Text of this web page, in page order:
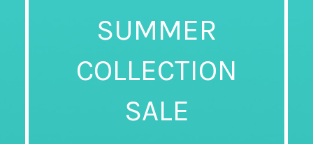
SUMMER
COLLECTION
SALE